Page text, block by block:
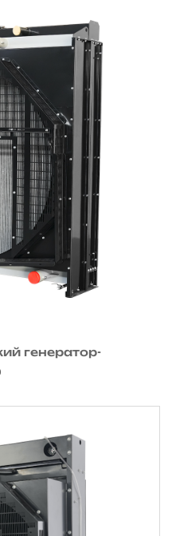
генератор-